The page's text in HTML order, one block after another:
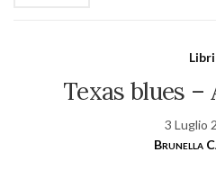
Libri
Texas blues
3 Luglio
Brunella